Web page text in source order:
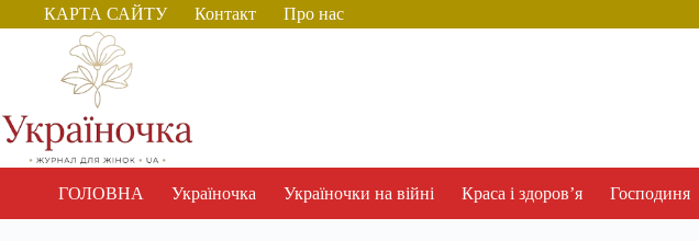
Перейти
до
КАРТА САЙТУ Контакт Про нас
ГОЛОВНА Україночка Україночки на війні Краса і здоров’я Господиня